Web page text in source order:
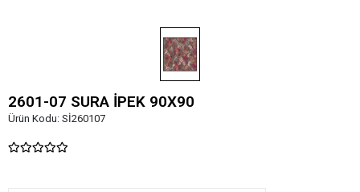
2601-07 SURA İPEK 90X90
Ürün Kodu: Sİ260107